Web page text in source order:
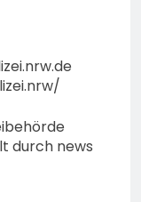
durch news